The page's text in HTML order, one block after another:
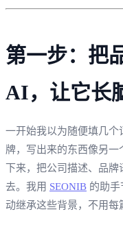
第一步：把
AI，让它长
一开始我以为随便填几
牌，写出来的东西像另
下来，把公司描述、品
去。我用 SEONIB 的助手
动继承这些背景，不用每